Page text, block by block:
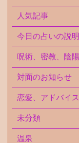
人気記事
今日の占いの説明
呪術、密教、陰
対面のお知らせ
恋愛、アドバイス
未分類
温泉